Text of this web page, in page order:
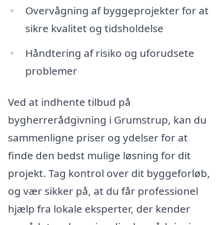
Overvågning af byggeprojekter for at
sikre kvalitet og tidsholdelse
Håndtering af risiko og uforudsete
problemer
Ved at indhente tilbud på
bygherrerådgivning i Grumstrup, kan du
sammenligne priser og ydelser for at
finde den bedst mulige løsning for dit
projekt. Tag kontrol over dit byggeforløb,
og vær sikker på, at du får professionel
hjælp fra lokale eksperter, der kender